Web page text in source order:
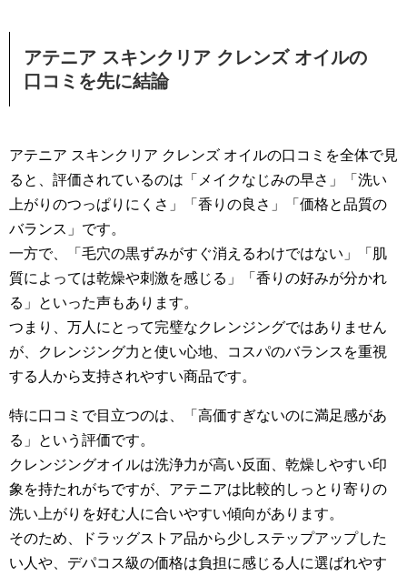
アテニア スキンクリア クレンズ オイルの
口コミを先に結論
アテニア スキンクリア クレンズ オイルの口コミを全体で見
ると、評価されているのは「メイクなじみの早さ」「洗い
上がりのつっぱりにくさ」「香りの良さ」「価格と品質の
バランス」です。
一方で、「毛穴の黒ずみがすぐ消えるわけではない」「肌
質によっては乾燥や刺激を感じる」「香りの好みが分かれ
る」といった声もあります。
つまり、万人にとって完璧なクレンジングではありません
が、クレンジング力と使い心地、コスパのバランスを重視
する人から支持されやすい商品です。
特に口コミで目立つのは、「高価すぎないのに満足感があ
る」という評価です。
クレンジングオイルは洗浄力が高い反面、乾燥しやすい印
象を持たれがちですが、アテニアは比較的しっとり寄りの
洗い上がりを好む人に合いやすい傾向があります。
そのため、ドラッグストア品から少しステップアップした
い人や、デパコス級の価格は負担に感じる人に選ばれやす